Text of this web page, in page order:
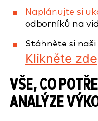
Naplánujte si
odborníků na
Stáhněte si
Klikněte zde.
VŠE, CO
ANALÝZE